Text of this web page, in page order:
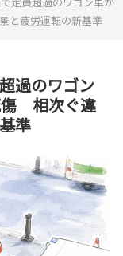
と疲労運転の新基準
過のワゴン
傷 相次ぐ違
準